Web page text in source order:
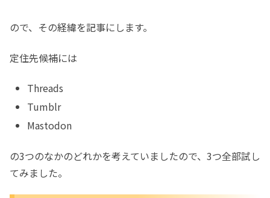
ンスタに文字列画像を貼るだけ
Tumblr
独自ドメインもいつの間にか使え
ので、その経緯を記事にします。
定住先候補には
Threads
Tumblr
Mastodon
の3つのなかのどれかを考えていましたので、3つ全部試し
てみました。